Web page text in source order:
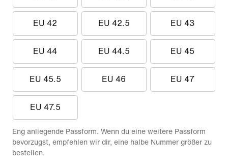
EU 42 EU 42.5 EU 43
EU 44 EU 44.5 EU 45
EU 45.5 EU 46 EU 47
EU 47.5
Eng anliegende Passform. Wenn du eine weitere Passform
bevorzugst, empfehlen wir dir, eine halbe Nummer größer zu
bestellen.